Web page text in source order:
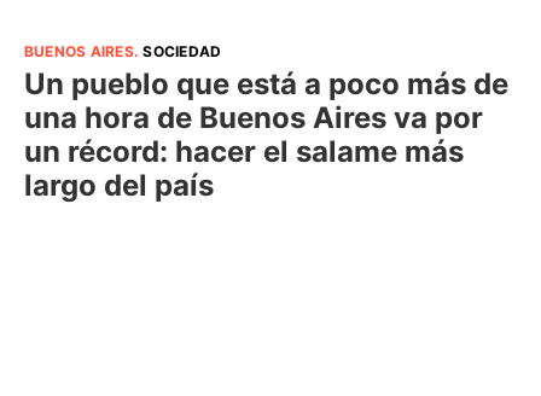
BUENOS AIRES.SOCIEDAD
Un pueblo que está a poco más de
una hora de Buenos Aires va por
un récord: hacer el salame más
largo del país